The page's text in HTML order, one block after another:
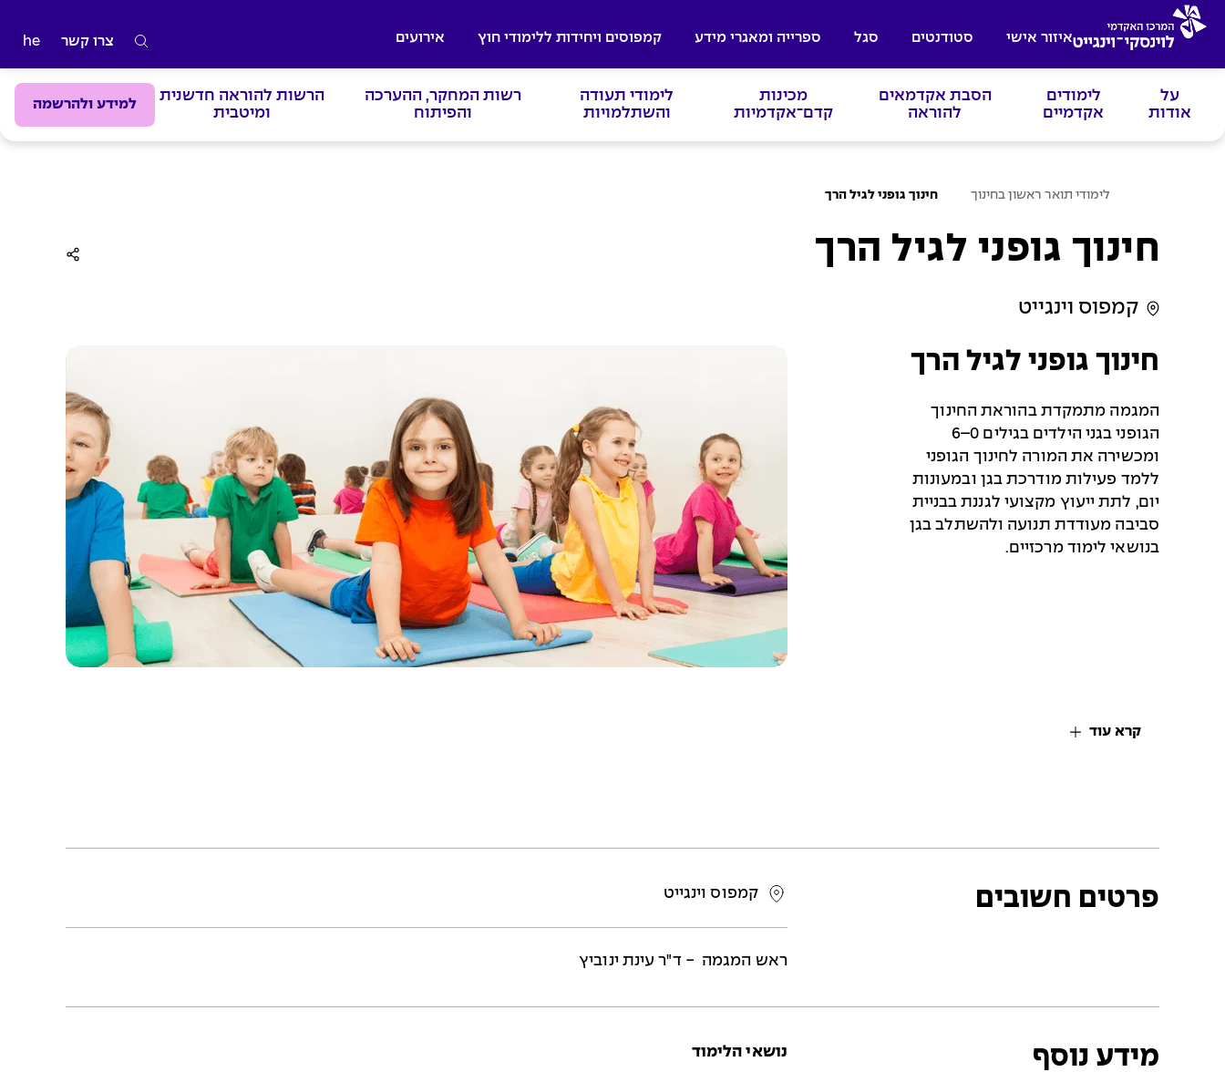
איזור אישי סטודנטים סגל ספרייה ומאגרי מידע קמפוסים ויחידות ללימודי חוץ
אירועים
ל
ד
צרו קשר he
על
אודות
לימודים
אקדמיים
הסבת אקדמאים
להוראה
מכינות
קדם־אקדמיות
לימודי תעודה
והשתלמויות
רשות המחקר, ההערכה
והפיתוח
הרשות להוראה חדשנית
ומיטבית
למידע ולהרשמה
ה
ב
לימודי תואר ראשון בחינוך חינוך גופני לגיל הרך
חינוך גופני לגיל הרך
קמפוס וינגייט
חינוך גופני לגיל הרך
המגמה מתמקדת בהוראת החינוך
הגופני בגני הילדים בגילים 0–6
ומכשירה את המורה לחינוך הגופני
ללמד פעילות מודרכת בגן ובמעונות
יום, לתת ייעוץ מקצועי לגננת בבניית
סביבה מעודדת תנועה ולהשתלב בגן
בנושאי לימוד מרכזיים.
קרא עוד
פרטים חשובים קמפוס וינגייט
ראש המגמה - ד"ר עינת ינוביץ
מידע נוסף נושאי הלימוד